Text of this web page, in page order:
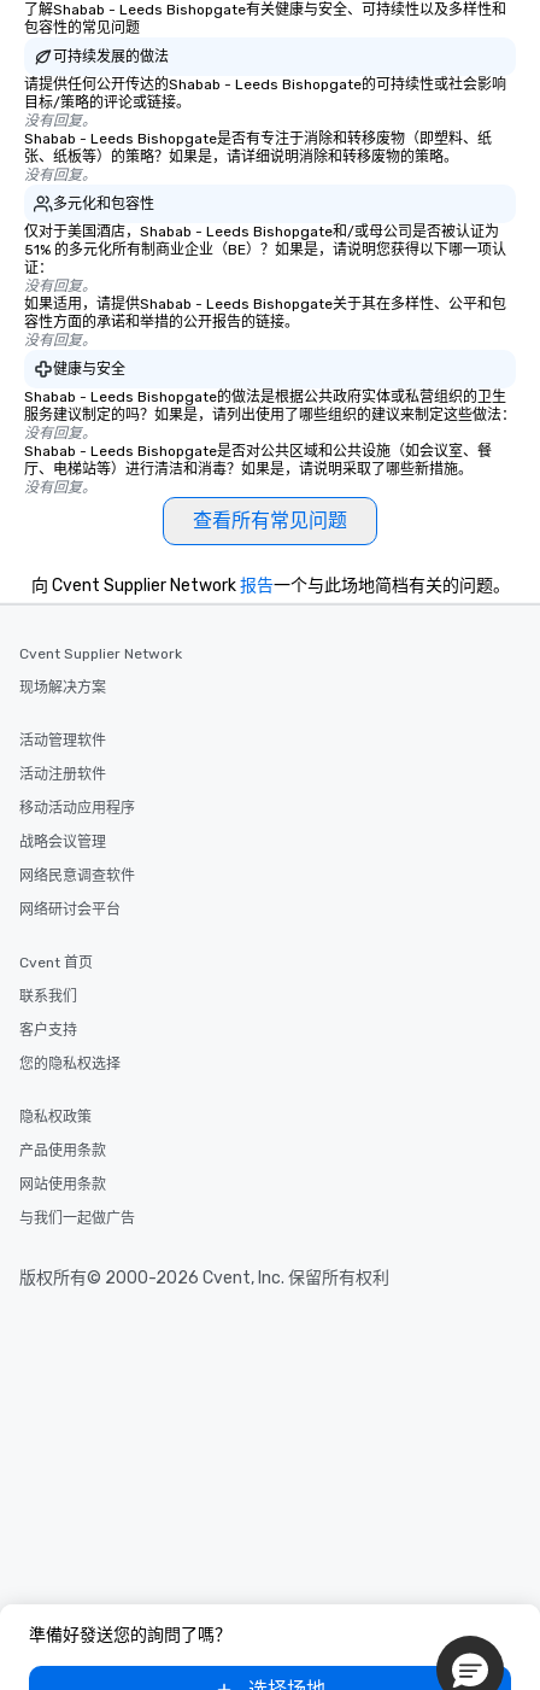
了解Shabab - Leeds Bishopgate有关健康与安全、可持续性以及多样性和
包容性的常见问题
可持续发展的做法
请提供任何公开传达的Shabab - Leeds Bishopgate的可持续性或社会影响
目标/策略的评论或链接。
没有回复。
Shabab - Leeds Bishopgate是否有专注于消除和转移废物（即塑料、纸
张、纸板等）的策略？如果是，请详细说明消除和转移废物的策略。
没有回复。
多元化和包容性
仅对于美国酒店，Shabab - Leeds Bishopgate和/或母公司是否被认证为
51% 的多元化所有制商业企业（BE）？如果是，请说明您获得以下哪一项认
证：
没有回复。
如果适用，请提供Shabab - Leeds Bishopgate关于其在多样性、公平和包
容性方面的承诺和举措的公开报告的链接。
没有回复。
健康与安全
Shabab - Leeds Bishopgate的做法是根据公共政府实体或私营组织的卫生
服务建议制定的吗？如果是，请列出使用了哪些组织的建议来制定这些做法：
没有回复。
Shabab - Leeds Bishopgate是否对公共区域和公共设施（如会议室、餐
厅、电梯站等）进行清洁和消毒？如果是，请说明采取了哪些新措施。
没有回复。
查看所有常见问题
準備好發送您的詢問了嗎？
向 Cvent Supplier Network报告一个与此场地简档有关的问题。
Cvent Supplier Network
现场解决方案
活动管理软件
活动注册软件
移动活动应用程序
战略会议管理
网络民意调查软件
网络研讨会平台
Cvent 首页
联系我们
客户支持
您的隐私权选择
隐私权政策
产品使用条款
网站使用条款
与我们一起做广告
版权所有© 2000-2026 Cvent, Inc. 保留所有权利